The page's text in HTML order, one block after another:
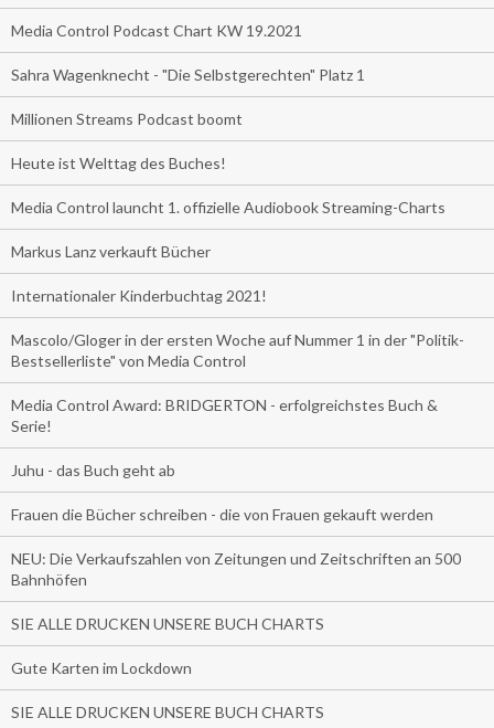
Media Control Podcast Chart KW 19.2021
Sahra Wagenknecht - "Die Selbstgerechten" Platz 1
Millionen Streams Podcast boomt
Heute ist Welttag des Buches!
Media Control launcht 1. offizielle Audiobook Streaming-Charts
Markus Lanz verkauft Bücher
Internationaler Kinderbuchtag 2021!
Mascolo/Gloger in der ersten Woche auf Nummer 1 in der "Politik-
Bestsellerliste" von Media Control
Media Control Award: BRIDGERTON - erfolgreichstes Buch &
Serie!
Juhu - das Buch geht ab
Frauen die Bücher schreiben - die von Frauen gekauft werden
NEU: Die Verkaufszahlen von Zeitungen und Zeitschriften an 500
Bahnhöfen
SIE ALLE DRUCKEN UNSERE BUCH CHARTS
Gute Karten im Lockdown
SIE ALLE DRUCKEN UNSERE BUCH CHARTS